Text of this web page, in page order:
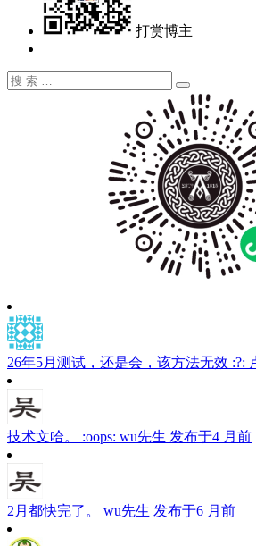
打赏博主
搜
搜
索
26年5月测试，还是会，该方法无效 :?:
技术文哈。 :oops: wu先生 发布于4 月前
2月都快完了。 wu先生 发布于6 月前